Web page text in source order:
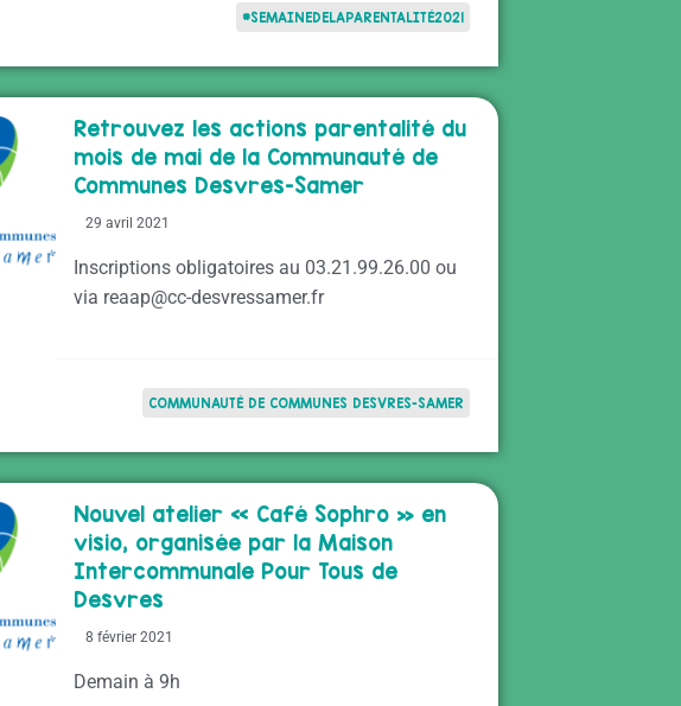
#SEMAINEDELAPARENTALITÉ2021
Retrouvez les actions parentalité du
mois de mai de la Communauté de
Communes Desvres-Samer
29 avril 2021
Inscriptions obligatoires au 03.21.99.26.00 ou
via reaap@cc-desvressamer.fr
COMMUNAUTÉ DE COMMUNES DESVRES-SAMER
Nouvel atelier « Café Sophro » en
visio, organisée par la Maison
Intercommunale Pour Tous de
Desvres
8 février 2021
Demain à 9h